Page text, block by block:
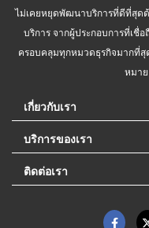
ไม่เคยหยุดพัฒนาบริการที่ดีที่สุด
บริการ จากผู้ประกอบการที่เชื่
ครอบคลุมทุกหมวดธุรกิจมากที่สุ
หมา
เกี่ยวกับเรา
บริการของเรา
ติดต่อเรา